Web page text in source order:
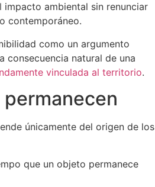
ambiental sin renunciar
contemporáneo.
como un argumento
consecuencia natural de una
vinculada al territorio.
únicamente del origen de los
que un objeto permanece